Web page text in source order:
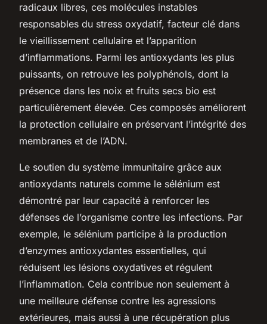
radicaux libres, ces molécules instables
responsables du stress oxydatif, facteur clé dans
le vieillissement cellulaire et l’apparition
d’inflammations. Parmi les antioxydants les plus
puissants, on retrouve les polyphénols, dont la
présence dans les noix et fruits secs bio est
particulièrement élevée. Ces composés améliorent
la protection cellulaire en préservant l’intégrité des
membranes et de l’ADN.
Le soutien du système immunitaire grâce aux
antioxydants naturels comme le sélénium est
démontré par leur capacité à renforcer les
défenses de l’organisme contre les infections. Par
exemple, le sélénium participe à la production
d’enzymes antioxydantes essentielles, qui
réduisent les lésions oxydatives et régulent
l’inflammation. Cela contribue non seulement à
une meilleure défense contre les agressions
extérieures, mais aussi à une récupération plus